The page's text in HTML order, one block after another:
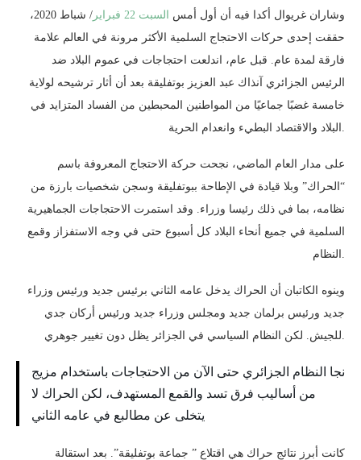
وشاران غريوال أكدا فيه أن أول أمس السبت 22 فبراير
/ شباط 2020،
حققت إحدى حركات الاحتجاج السلمية الأكثر مرونة في العالم علامة
فارقة لمدة عام. قبل عام، اندلعت احتجاجات في عموم البلاد ضد
الرئيس الجزائري آنذاك عبد العزيز بوتفليقة بعد أن أثار ترشيحه لولاية
خامسة غضبًا جماعيًا من المواطنين المحبطين من الفساد المتزايد في
البلاد والاقتصاد البطيء وانعدام الحرية.
على مدار العام الماضي، نجحت حركة الاحتجاج المعروفة باسم
“الحراك” وبلا قيادة في الإطاحة ببوتفليقة وسجن شخصيات بارزة من
نظامه، بما في ذلك رئيسا وزراء. وقد استمرت الاحتجاجات الجماهيرية
السلمية في جميع أنحاء البلاد كل أسبوع حتى في وجه الاستفزاز وقمع
النظام.
وينوه الكاتبان أن الحراك يدخل عامه الثاني برئيس جديد ورئيس وزراء
جديد ورئيس برلمان جديد ومجلس وزراء جديد ورئيس أركان جدي
للجيش. لكن النظام السياسي في الجزائر يظل دون تغيير جوهري.
نجا النظام الجزائري حتى الآن من الاحتجاجات باستخدام مزيج
من أساليب فرق تسد والقمع المستهدف، لكن الحراك لا
يتخلى عن مطالبع في عامه الثاني
كانت أبرز نتائج حراك هي اقتلاع ” جماعة بوتفليقة”. بعد استقالة